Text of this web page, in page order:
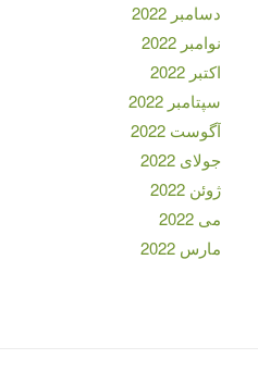
دسامبر 2022
نوامبر 2022
اکتبر 2022
سپتامبر 2022
آگوست 2022
جولای 2022
ژوئن 2022
می 2022
مارس 2022